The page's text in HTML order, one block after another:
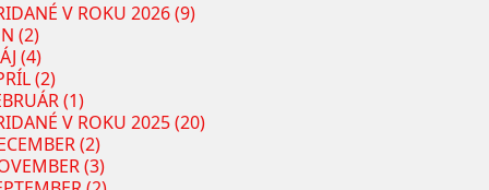
V ROKU 2026 (9)
(2)
(4)
(2)
(1)
V ROKU 2025 (20)
(2)
(3)